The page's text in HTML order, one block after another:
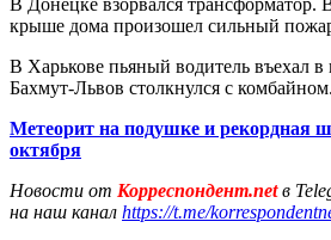
крыше дома произошел сильный
В Харькове пьяный водитель въехал в
Бахмут-Львов столкнулся с комбайном.
Метеорит на подушке и рекордная
октября
Новости от Корреспондент.netв
на наш канал https://t.me/